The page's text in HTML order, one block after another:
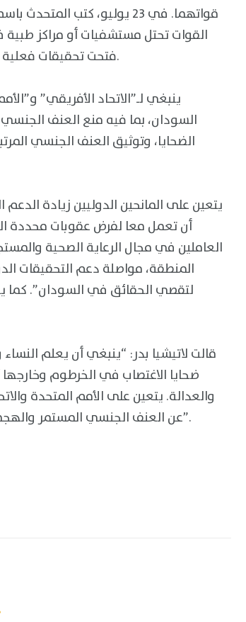
قواتهما. في 23 يوليو، كتب
القوات تحتل مستشفيات أو مراكز
فتحت تحقيقات فعلية في مزاعم العنف الجنسي على يد قواتها، وعلى محاسبة أي كان.
ينبغي لـ”الاتحاد الأفريقي”
السودان، بما فيه منع العنف
الضحايا، وتوثيق العنف الجنسي
يتعين على المانحين الدوليين زيادة
أن تعمل معا لفرض عقوبات محددة
العاملين في مجال الرعاية الصحية
المنطقة، مواصلة دعم التحقيقات
لتقصي الحقائق في السودان”. كما
قالت لاتيشيا بدر: “ينبغي أن يعلم
ضحايا الاغتصاب في الخرطوم
والعدالة. يتعين على الأمم المتحدة
عن العنف الجنسي المستمر والهجمات على المستجيبين المحليين والمرافق الصحية ومنع المساعدات”.